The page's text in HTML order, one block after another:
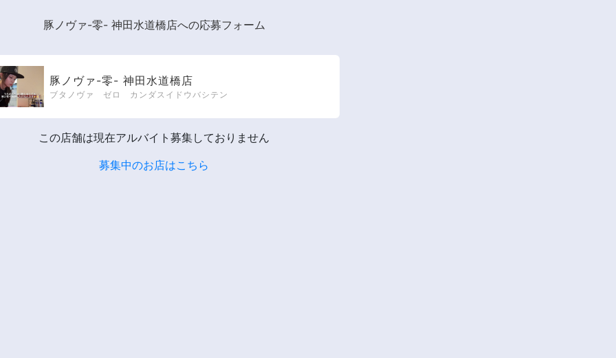
豚ノヴァ-零- 神田水道橋店への応募フォーム
豚ノヴァ-零- 神田水道橋店
ブタノヴァ ゼロ カンダスイドウバシテン
この店舗は現在アルバイト募集しておりません
募集中のお店はこちら